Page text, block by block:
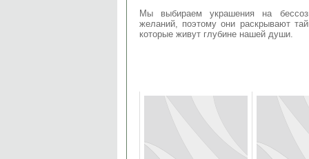
Мы выбираем украшения на
желаний, поэтому они раскрывают
которые живут глубине нашей души.